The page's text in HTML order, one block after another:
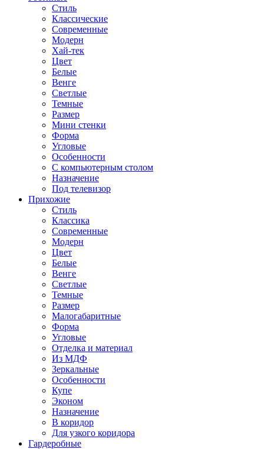
Стиль
Классические
Современные
Модерн
Хай-тек
Цвет
Белые
Венге
Светлые
Темные
Размер
Мини стенки
Форма
Угловые
Особенности
С компьютерным столом
Назначение
Под телевизор
Прихожие
Стиль
Классика
Современные
Модерн
Цвет
Белые
Венге
Светлые
Темные
Размер
Малогабаритные
Форма
Угловые
Отделка и материал
Из МДФ
Зеркальные
Особенности
Купе
Эконом
Назначение
В коридор
Для узкого коридора
Гардеробные